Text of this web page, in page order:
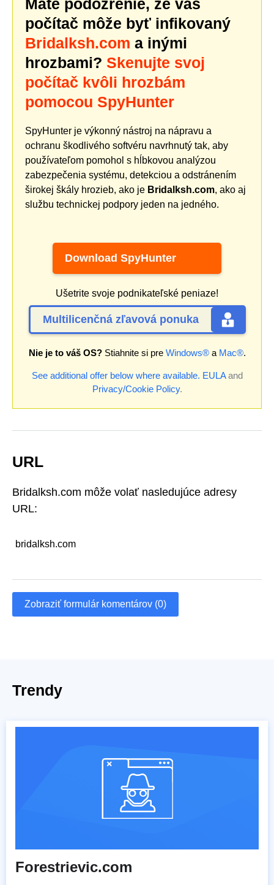
Máte podozrenie, že váš
počítač môže byť infikovaný
Bridalksh.com a inými
hrozbami? Skenujte svoj
počítač kvôli hrozbám
pomocou SpyHunter
SpyHunter je výkonný nástroj na nápravu a
ochranu škodlivého softvéru navrhnutý tak, aby
používateľom pomohol s hĺbkovou analýzou
zabezpečenia systému, detekciou a odstránením
širokej škály hrozieb, ako je Bridalksh.com, ako aj
službu technickej podpory jeden na jedného.
Download SpyHunter
Ušetrite svoje podnikateľské peniaze!
Multilicenčná zľavová ponuka
Nie je to váš OS?Stiahnite si pre Windows®a Mac®.
See additional offer below where available. EULAand
Privacy/Cookie Policy.
URL
Bridalksh.com môže volať nasledujúce adresy
URL:
bridalksh.com
Zobraziť formulár komentárov (0)
Trendy
Forestrievic.com